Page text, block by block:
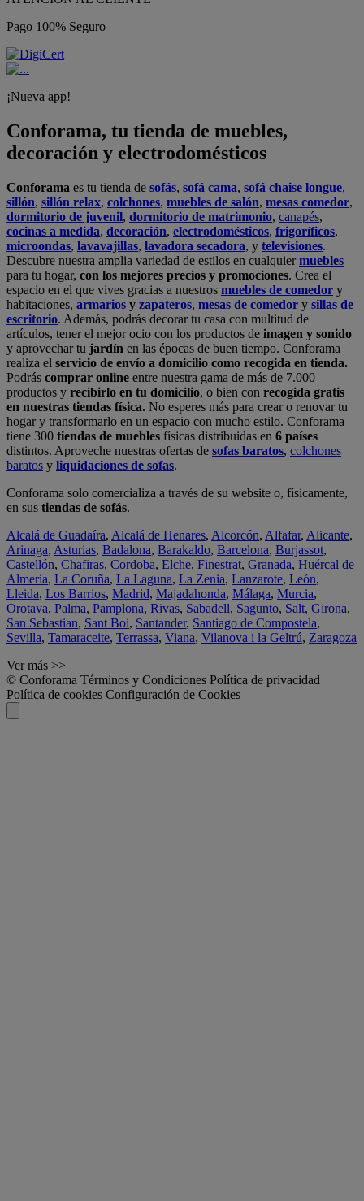
Pago 100% Seguro
¡Nueva app!
Conforama, tu tienda de muebles,
decoración y electrodomésticos
Conforama es tu tienda de sofás, sofá cama, sofá chaise longue,
sillón, sillón relax, colchones, muebles de salón, mesas comedor,
dormitorio de juvenil, dormitorio de matrimonio, canapés,
cocinas a medida, decoración, electrodomésticos, frigoríficos,
microondas, lavavajillas, lavadora secadora, y televisiones.
Descubre nuestra amplia variedad de estilos en cualquiermuebles
para tu hogar, con los mejores precios y promociones. Crea el
espacio en el que vives gracias a nuestros muebles de comedor y
habitaciones, armarios y zapateros, mesas de comedor y sillas de
escritorio. Además, podrás decorar tu casa con multitud de
artículos, tener el mejor ocio con los productos de imagen y sonido
y aprovechar tu jardín en las épocas de buen tiempo. Conforama
realiza el servicio de envío a domicilio como recogida en tienda.
Podrás comprar online entre nuestra gama de más de 7.000
productos y recibirlo en tu domicilio, o bien con recogida gratis
en nuestras tiendas física. No esperes más para crear o renovar tu
hogar y transformarlo en un espacio con mucho estilo. Conforama
tiene 300 tiendas de muebles físicas distribuidas en 6 países
distintos. Aproveche nuestras ofertas de sofas baratos, colchones
baratos y liquidaciones de sofas.
Conforama solo comercializa a través de su website o, físicamente,
en sus tiendas de sofás.
Alcalá de Guadaíra, Alcalá de Henares, Alcorcón, Alfafar, Alicante,
Arinaga, Asturias, Badalona, Barakaldo, Barcelona, Burjassot,
Castellón, Chafiras, Cordoba, Elche, Finestrat, Granada, Huércal de
Almería, La Coruña, La Laguna, La Zenia, Lanzarote, León,
Lleida, Los Barrios, Madrid, Majadahonda, Málaga, Murcia,
Orotava, Palma, Pamplona, Rivas, Sabadell, Sagunto, Salt, Girona,
San Sebastian, Sant Boi, Santander, Santiago de Compostela,
Sevilla, Tamaraceite, Terrassa, Viana, Vilanova i la Geltrú, Zaragoza
Ver más >>
© Conforama Términos y Condiciones Política de privacidad
Política de cookies Configuración de Cookies